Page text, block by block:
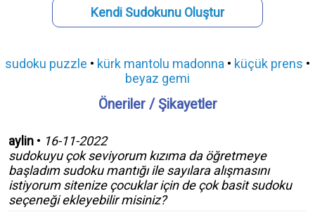
Kendi Sudokunu Oluştur
sudoku puzzle • kürk mantolu madonna • küçük prens •
beyaz gemi
Öneriler / Şikayetler
aylin • 16-11-2022
sudokuyu çok seviyorum kızıma da öğretmeye
başladım sudoku mantığı ile sayılara alışmasını
istiyorum sitenize çocuklar için de çok basit sudoku
seçeneği ekleyebilir misiniz?